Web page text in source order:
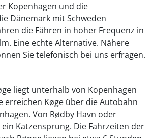
Kopenhagen und die
Dänemark mit Schweden
die Fähren in hoher Frequenz in
Eine echte Alternative. Nähere
Sie telefonisch bei uns erfragen.
liegt unterhalb von Kopenhagen
erreichen Køge über die Autobahn
Von Rødby Havn oder
Katzensprung. Die Fahrzeiten der